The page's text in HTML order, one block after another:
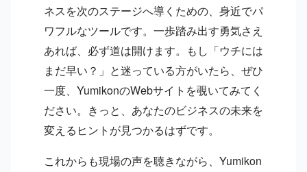
ネスを次のステージへ導くための、身近でパ
ワフルなツールです。一歩踏み出す勇気さえ
あれば、必ず道は開けます。もし「ウチには
まだ早い？」と迷っている方がいたら、ぜひ
一度、YumikonのWebサイトを覗いてみてく
ださい。きっと、あなたのビジネスの未来を
変えるヒントが見つかるはずです。
これからも現場の声を聴きながら、Yumikon